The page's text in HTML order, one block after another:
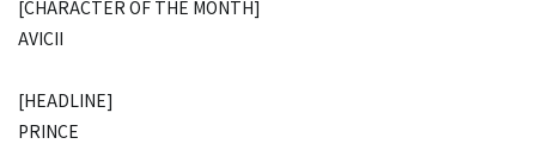
[CHARACTER OF THE MONTH]
AVICII
[HEADLINE]
PRINCE